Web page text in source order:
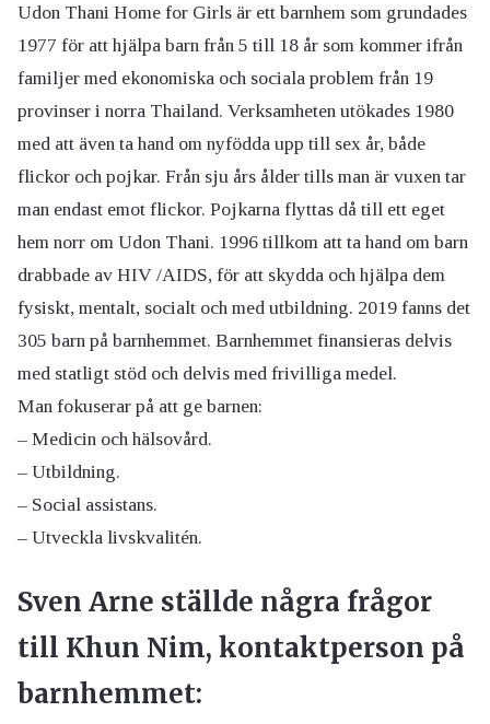
Udon Thani Home for Girls är ett barnhem som grundades
1977 för att hjälpa barn från 5 till 18 år som kommer ifrån
familjer med ekonomiska och sociala problem från 19
provinser i norra Thailand. Verksamheten utökades 1980
med att även ta hand om nyfödda upp till sex år, både
flickor och pojkar. Från sju års ålder tills man är vuxen tar
man endast emot flickor. Pojkarna flyttas då till ett eget
hem norr om Udon Thani. 1996 tillkom att ta hand om barn
drabbade av HIV /AIDS, för att skydda och hjälpa dem
fysiskt, mentalt, socialt och med utbildning. 2019 fanns det
305 barn på barnhemmet. Barnhemmet finansieras delvis
med statligt stöd och delvis med frivilliga medel.
Man fokuserar på att ge barnen:
– Medicin och hälsovård.
– Utbildning.
– Social assistans.
– Utveckla livskvalitén.
Sven Arne ställde några frågor
till Khun Nim, kontaktperson på
barnhemmet: